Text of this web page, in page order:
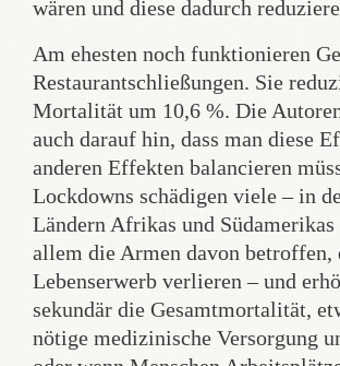
wären und diese dadurch
Am ehesten noch funktionieren
Restaurantschließungen. Sie
Mortalität um 10,6 %. Die
auch darauf hin, dass man diese
anderen Effekten balancieren
Lockdowns schädigen viele – in
Ländern Afrikas und
allem die Armen davon betroffen,
Lebenserwerb verlieren – und
sekundär die Gesamtmortalität,
nötige medizinische Versorgung